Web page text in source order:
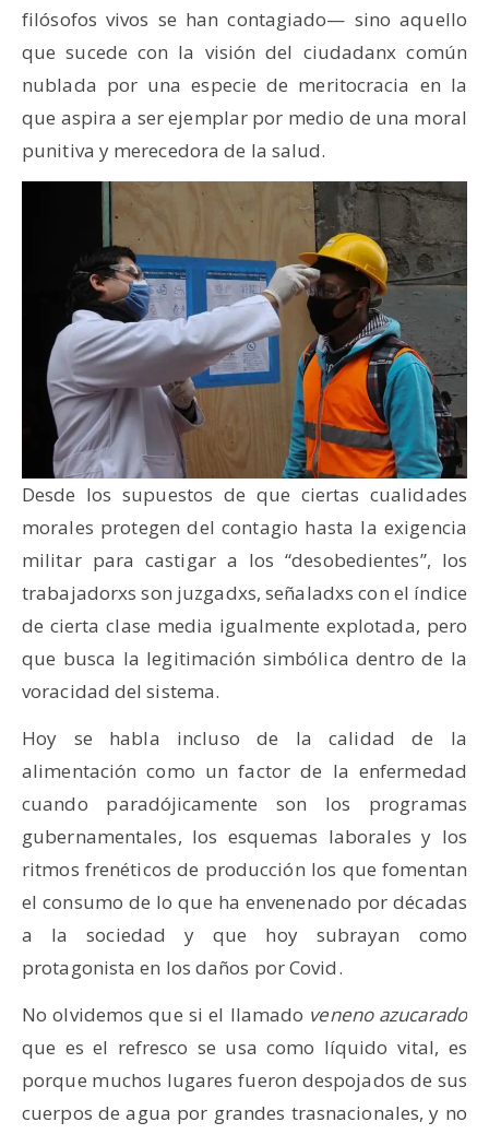
filósofos vivos se han contagiado— sino aquello
que sucede con la visión del ciudadanx común
nublada por una especie de meritocracia en la
que aspira a ser ejemplar por medio de una moral
punitiva y merecedora de la salud.
Desde los supuestos de que ciertas cualidades
morales protegen del contagio hasta la exigencia
militar para castigar a los “desobedientes”, los
trabajadorxs son juzgadxs, señaladxs con el índice
de cierta clase media igualmente explotada, pero
que busca la legitimación simbólica dentro de la
voracidad del sistema.
Hoy se habla incluso de la calidad de la
alimentación como un factor de la enfermedad
cuando paradójicamente son los programas
gubernamentales, los esquemas laborales y los
ritmos frenéticos de producción los que fomentan
el consumo de lo que ha envenenado por décadas
a la sociedad y que hoy subrayan como
protagonista en los daños por Covid.
No olvidemos que si el llamado veneno azucarado
que es el refresco se usa como líquido vital, es
porque muchos lugares fueron despojados de sus
cuerpos de agua por grandes trasnacionales, y no